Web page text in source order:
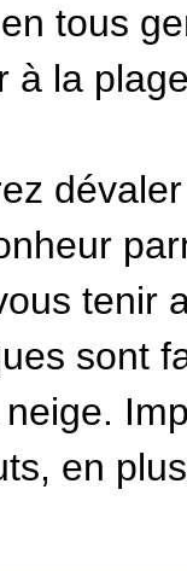
tous
à la
tenir
sont
en